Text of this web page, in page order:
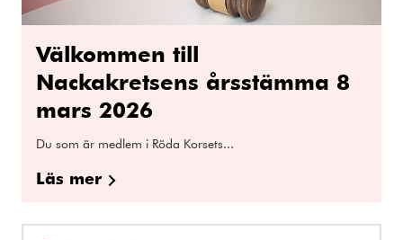
Välkommen till
Nackakretsens årsstämma 8
mars 2026
Du som är medlem i Röda Korsets...
Läs mer